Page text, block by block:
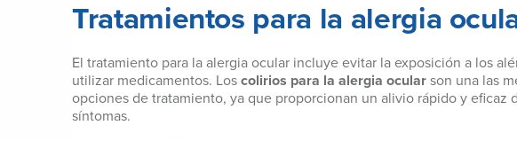
Tratamientos para la alergia
El tratamiento para la alergia ocular incluye evitar la exposición a los
utilizar medicamentos. Los colirios para la alergia ocular son una las
opciones de tratamiento, ya que proporcionan un alivio rápido y eficaz
síntomas.